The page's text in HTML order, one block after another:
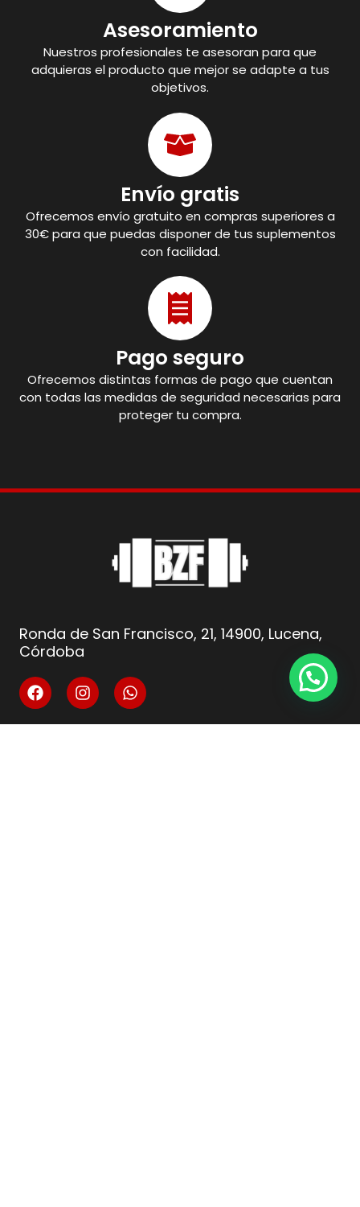
Asesoramiento
Nuestros profesionales te asesoran para que
adquieras el producto que mejor se adapte a tus
objetivos.
Envío gratis
Ofrecemos envío gratuito en compras superiores a
30€ para que puedas disponer de tus suplementos
con facilidad.
Pago seguro
Ofrecemos distintas formas de pago que cuentan
con todas las medidas de seguridad necesarias para
proteger tu compra.
Ronda de San Francisco, 21, 14900, Lucena,
Córdoba